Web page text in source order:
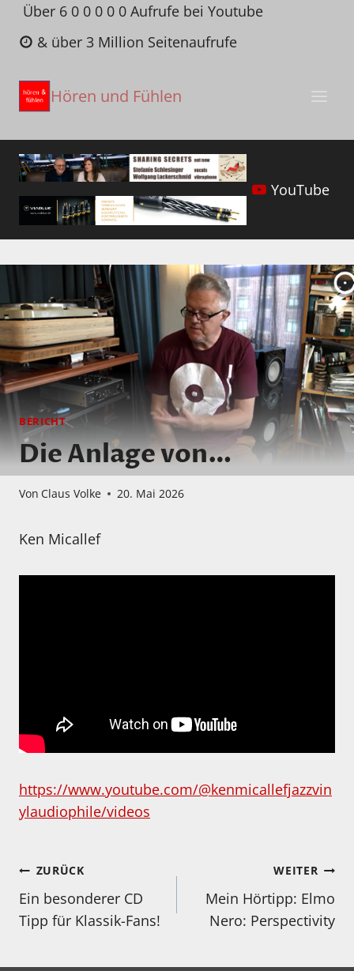
Zum
Inhalt
springen
Über 6 0 0 0 0 0 Aufrufe bei Youtube
& über 3 Million Seitenaufrufe
Hören und Fühlen
YouTube
BERICHT
Die Anlage von…
Von Claus Volke 20. Mai 2026
Ken Micallef
https://www.youtube.com/@kenmicallefjazzvin
ylaudiophile/videos
Beitragsnavigation
ZURÜCK
Ein besonderer CD
Tipp für Klassik-Fans!
WEITER
Mein Hörtipp: Elmo
Nero: Perspectivity